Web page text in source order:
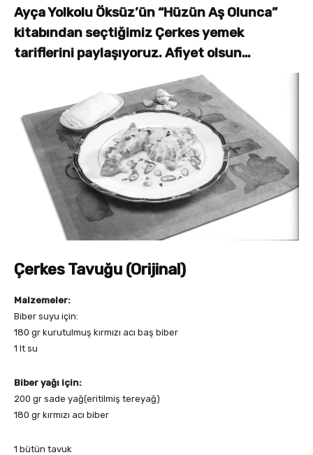
Ayça Yolkolu Öksüz’ün “Hüzün Aş Olunca”
kitabından seçtiğimiz Çerkes yemek
tariflerini paylaşıyoruz. Afiyet olsun…
Çerkes Tavuğu (Orijinal)
Malzemeler:
Biber suyu için:
180 gr kurutulmuş kırmızı acı baş biber
1 lt su
Biber yağı için:
200 gr sade yağ(eritilmiş tereyağ)
180 gr kırmızı acı biber
1 bütün tavuk